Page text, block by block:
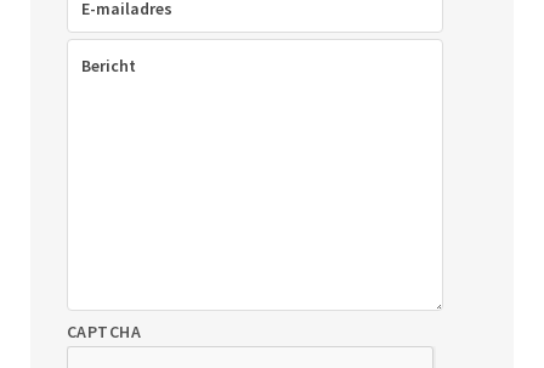
mailadres(Vereist)
CAPTCHA